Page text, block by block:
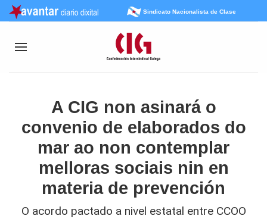
Sindicato Nacionalista de Clase
A CIG non asinará o
convenio de elaborados do
mar ao non contemplar
melloras sociais nin en
materia de prevención
O acordo pactado a nivel estatal entre CCOO